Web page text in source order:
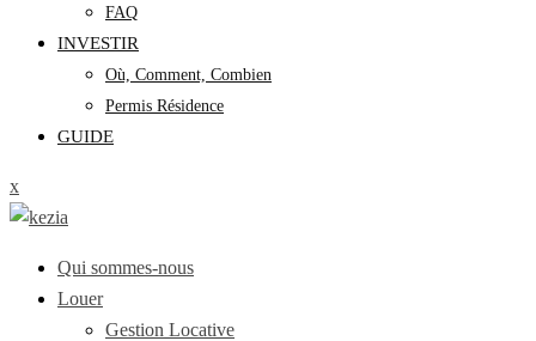
FAQ
INVESTIR
Où, Comment, Combien
Permis Résidence
GUIDE
x
Qui sommes-nous
Louer
Gestion Locative